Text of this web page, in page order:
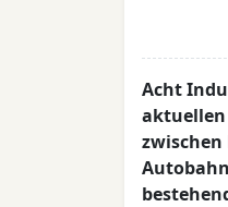
Acht
aktuellen